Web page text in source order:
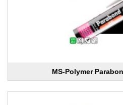
MS-Polymer